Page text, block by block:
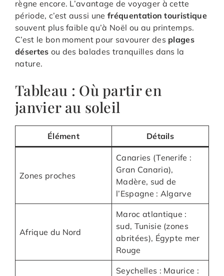
règne encore. L’avantage de voyager à cette
période, c’est aussi unefréquentation touristique
souvent plus faible qu’à Noël ou au printemps.
C’est le bon moment pour savourer des plages
désertes ou des balades tranquilles dans la
nature.
Tableau : Où partir en
janvier au soleil
Élément Détails
Zones proches
Canaries (Tenerife :
Gran Canaria),
Madère, sud de
l’Espagne : Algarve
Afrique du Nord
Maroc atlantique :
sud, Tunisie (zones
abritées), Égypte mer
Rouge
Seychelles : Maurice :